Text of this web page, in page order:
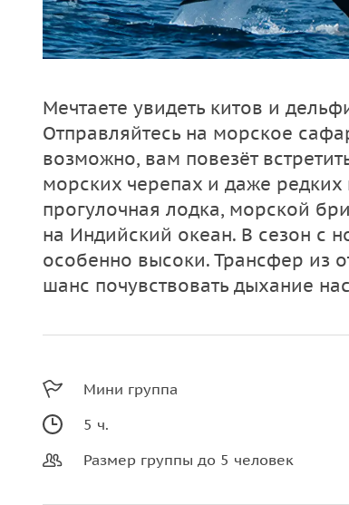
Мечтаете увидеть китов и
Отправляйтесь на морское
возможно, вам повезёт
морских черепах и даже
прогулочная лодка, морской
на Индийский океан. В сезон с
особенно высоки. Трансфер из
шанс почувствовать дыхание
Мини группа
5 ч.
Размер группы до 5 человек